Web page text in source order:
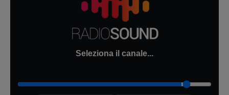
Seleziona il canale...